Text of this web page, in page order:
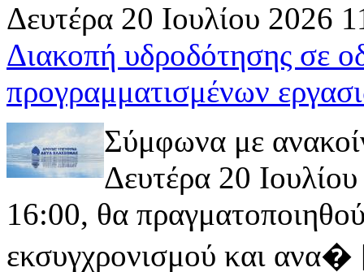
Δευτέρα 20 Ιουλίου 2026
Διακοπή υδροδότησης σε
προγραμματισμένων
Σύμφωνα με
Δευτέρα 20
16:00, θα
εκσυγχρονισμού και